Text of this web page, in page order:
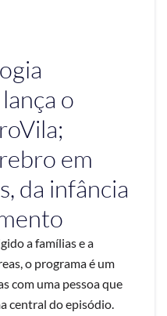
o
em
da infância
a famílias e a
o programa é um
com uma pessoa que
central do episódio.